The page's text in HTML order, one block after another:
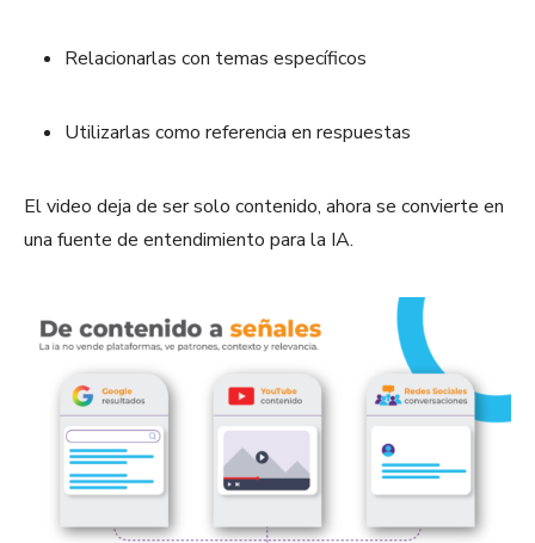
Relacionarlas con temas específicos
Utilizarlas como referencia en respuestas
El video deja de ser solo contenido, ahora se convierte en
una fuente de entendimiento para la IA.